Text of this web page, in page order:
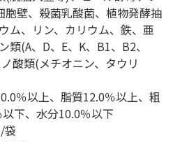
胞壁、殺菌乳酸菌、植物発酵抽
ム、リン、カリウム、鉄、亜
(A、D、E、K、B1、B2、
酸類(メチオニン、タウリ
％以上、脂質12.0％以上、粗
下、水分10.0％以下
袋